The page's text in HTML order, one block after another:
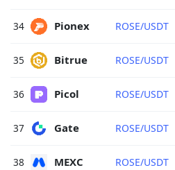
34 Pionex ROSE/USDT
35 Bitrue ROSE/USDT
36 Picol ROSE/USDT
37 Gate ROSE/USDT
38 MEXC ROSE/USDT